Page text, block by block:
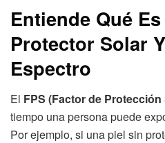
Entiende Qué
Protector Solar
Espectro
El FPS (Factor de Protección
tiempo una persona puede
Por ejemplo, si una piel sin